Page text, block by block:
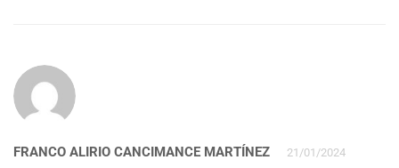
FRANCO ALIRIO CANCIMANCE MARTÍNEZ
21/01/2024